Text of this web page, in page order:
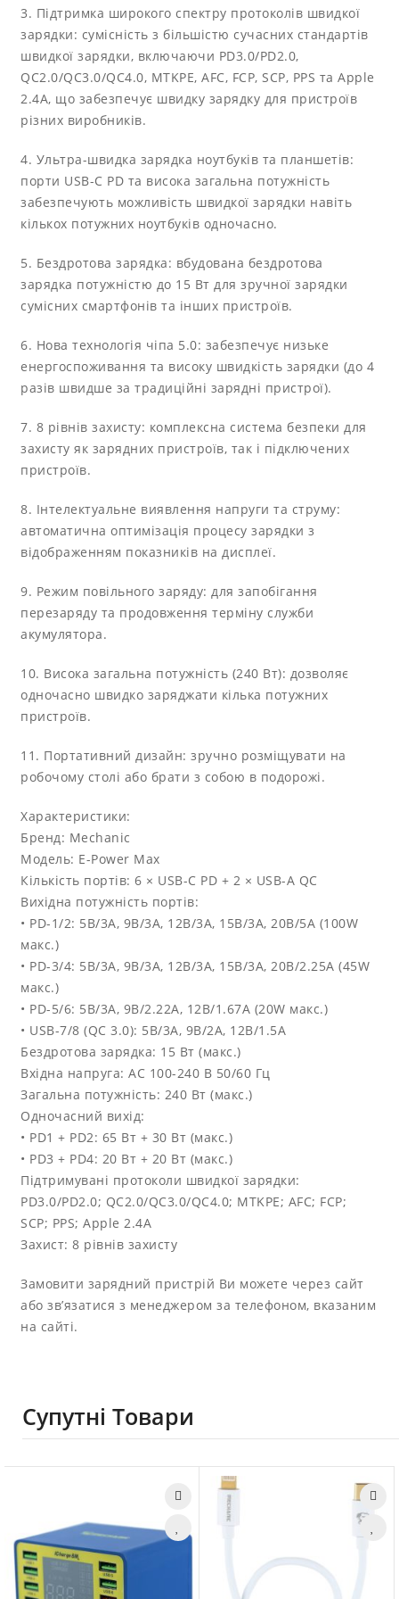
3. Підтримка широкого спектру протоколів швидкої
зарядки: сумісність з більшістю сучасних стандартів
швидкої зарядки, включаючи PD3.0/PD2.0,
QC2.0/QC3.0/QC4.0, MTKPE, AFC, FCP, SCP, PPS та Apple
2.4A, що забезпечує швидку зарядку для пристроїв
різних виробників.
4. Ультра-швидка зарядка ноутбуків та планшетів:
порти USB-C PD та висока загальна потужність
забезпечують можливість швидкої зарядки навіть
кількох потужних ноутбуків одночасно.
5. Бездротова зарядка: вбудована бездротова
зарядка потужністю до 15 Вт для зручної зарядки
сумісних смартфонів та інших пристроїв.
6. Нова технологія чіпа 5.0: забезпечує низьке
енергоспоживання та високу швидкість зарядки (до 4
разів швидше за традиційні зарядні пристрої).
7. 8 рівнів захисту: комплексна система безпеки для
захисту як зарядних пристроїв, так і підключених
пристроїв.
8. Інтелектуальне виявлення напруги та струму:
автоматична оптимізація процесу зарядки з
відображенням показників на дисплеї.
9. Режим повільного заряду: для запобігання
перезаряду та продовження терміну служби
акумулятора.
10. Висока загальна потужність (240 Вт): дозволяє
одночасно швидко заряджати кілька потужних
пристроїв.
11. Портативний дизайн: зручно розміщувати на
робочому столі або брати з собою в подорожі.
Характеристики:
Бренд: Mechanic
Модель: E-Power Max
Кількість портів: 6 × USB-C PD + 2 × USB-A QC
Вихідна потужність портів:
• PD-1/2: 5В/3А, 9В/3А, 12В/3А, 15В/3А, 20В/5А (100W
макс.)
• PD-3/4: 5В/3А, 9В/3А, 12В/3А, 15В/3А, 20В/2.25А (45W
макс.)
• PD-5/6: 5В/3А, 9В/2.22А, 12В/1.67А (20W макс.)
• USB-7/8 (QC 3.0): 5В/3А, 9В/2А, 12В/1.5А
Бездротова зарядка: 15 Вт (макс.)
Вхідна напруга: AC 100-240 В 50/60 Гц
Загальна потужність: 240 Вт (макс.)
Одночасний вихід:
• PD1 + PD2: 65 Вт + 30 Вт (макс.)
• PD3 + PD4: 20 Вт + 20 Вт (макс.)
Підтримувані протоколи швидкої зарядки:
PD3.0/PD2.0; QC2.0/QC3.0/QC4.0; MTKPE; AFC; FCP;
SCP; PPS; Apple 2.4A
Захист: 8 рівнів захисту
Замовити зарядний пристрій Ви можете через сайт
або зв’язатися з менеджером за телефоном, вказаним
на сайті.
Супутні Товари